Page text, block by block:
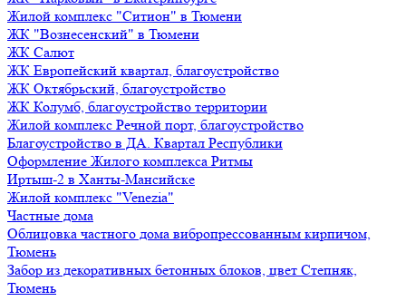
Жилой комплекс "Ситион" в Тюмени
ЖК "Вознесенский" в Тюмени
ЖК Салют
ЖК Европейский квартал, благоустройство
ЖК Октябрьский, благоустройство
ЖК Колумб, благоустройство территории
Жилой комплекс Речной порт, благоустройство
Благоустройство в ДА. Квартал Республики
Оформление Жилого комплекса Ритмы
Иртыш-2 в Ханты-Мансийске
Жилой комплекс "Venezia"
Частные дома
Облицовка частного дома вибропрессованным кирпичом,
Тюмень
Забор из декоративных бетонных блоков, цвет Степняк,
Тюмень